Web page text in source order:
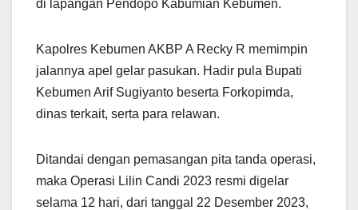
di lapangan Pendopo Kabumian Kebumen.
Kapolres Kebumen AKBP A Recky R memimpin
jalannya apel gelar pasukan. Hadir pula Bupati
Kebumen Arif Sugiyanto beserta Forkopimda,
dinas terkait, serta para relawan.
Ditandai dengan pemasangan pita tanda operasi,
maka Operasi Lilin Candi 2023 resmi digelar
selama 12 hari, dari tanggal 22 Desember 2023,